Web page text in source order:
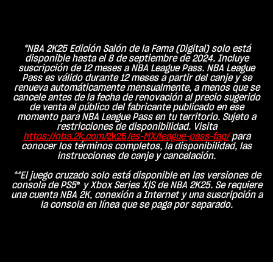
*NBA 2K25 Edición Salón de la Fama (Digital) solo está
disponible hasta el 8 de septiembre de 2024. Incluye
suscripción de 12 meses a NBA League Pass. NBA League
Pass es válido durante 12 meses a partir del canje y se
renueva automáticamente mensualmente, a menos que se
cancele antes de la fecha de renovación al precio sugerido
de venta al público del fabricante publicado en ese
momento para NBA League Pass en tu territorio. Sujeto a
restricciones de disponibilidad. Visita
https://nba.2k.com/2k25/es-MX/league-pass-faq/para
conocer los términos completos, la disponibilidad, las
instrucciones de canje y cancelación.
**El juego cruzado solo está disponible en las versiones de
consola de PS5®y Xbox Series X|S de NBA 2K25. Se requiere
una cuenta NBA 2K, conexión a Internet y una suscripción a
la consola en línea que se paga por separado.